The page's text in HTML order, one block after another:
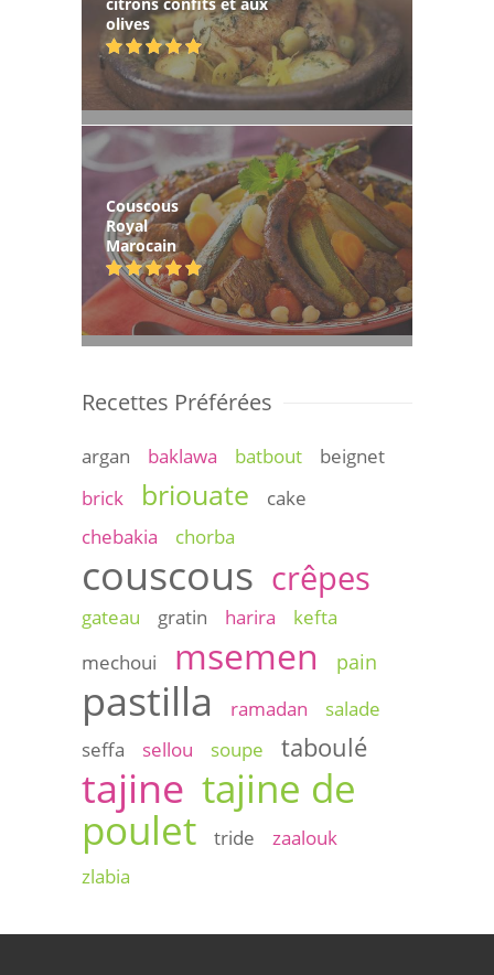
olives
Couscous
Royal
Marocain
Recettes Préférées
argan baklawa batbout
beignet
brick
briouate
cake
chebakia
chorba
couscous crêpes
gateau gratin harira
kefta
mechoui
msemen pain
pastilla ramadan
salade
seffa
sellou soupe taboulé
tajine tajine de
poulet
tride
zaalouk
zlabia